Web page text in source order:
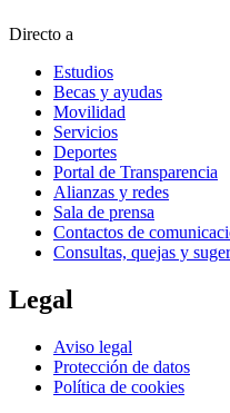
Directo a
Estudios
Becas y ayudas
Movilidad
Servicios
Deportes
Portal de Transparencia
Alianzas y redes
Sala de prensa
Contactos de
Consultas, quejas y
Legal
Aviso legal
Protección de datos
Política de cookies